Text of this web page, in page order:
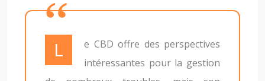
Le CBD offre des perspectives
intéressantes pour la gestion